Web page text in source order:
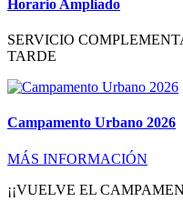
Horario Ampliado
SERVICIO
TARDE
Campamento Urbano 2026
MÁS INFORMACIÓN
¡¡VUELVE EL